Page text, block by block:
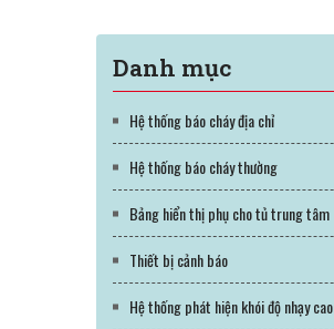
Danh mục
Hệ thống báo cháy địa chỉ
Hệ thống báo cháy thường
Bảng hiển thị phụ cho tủ trung tâm
Thiết bị cảnh báo
Hệ thống phát hiện khói độ nhạy cao